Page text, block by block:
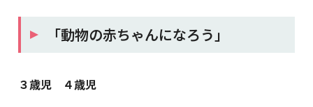
「動物の赤ちゃんになろう」
３歳児 ４歳児